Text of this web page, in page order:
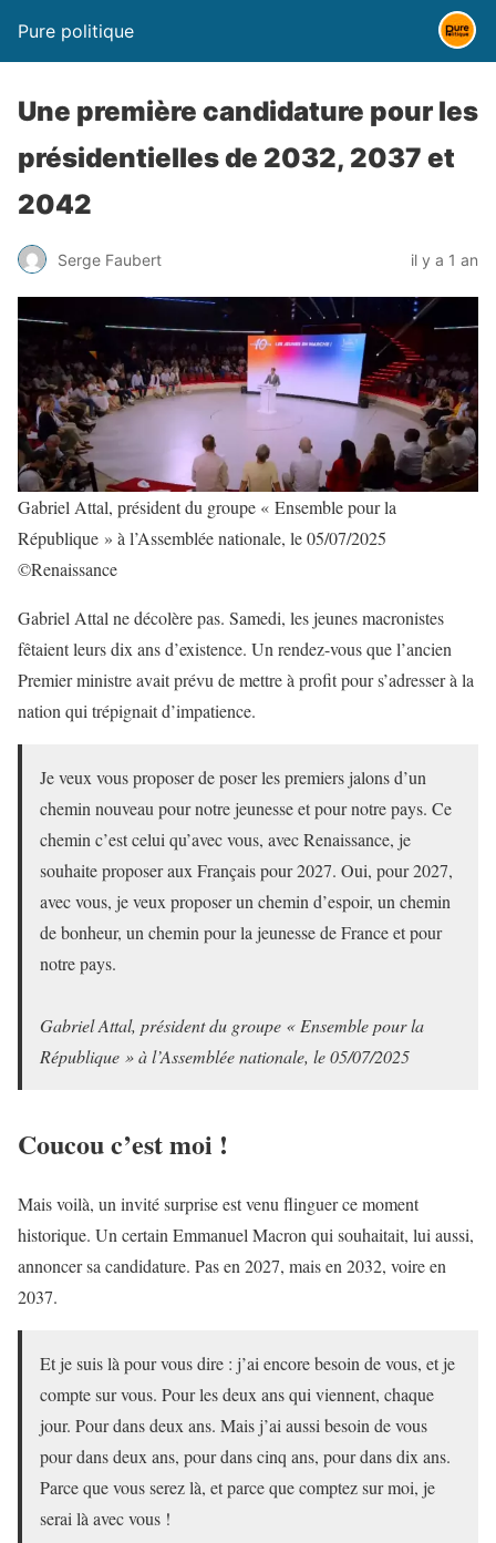
Pure politique
Une première candidature pour les
présidentielles de 2032, 2037 et
2042
Serge Faubert il y a 1 an
Gabriel Attal, président du groupe « Ensemble pour la
République » à l’Assemblée nationale, le 05/07/2025
©Renaissance
Gabriel Attal ne décolère pas. Samedi, les jeunes macronistes
fêtaient leurs dix ans d’existence. Un rendez-vous que l’ancien
Premier ministre avait prévu de mettre à profit pour s’adresser à la
nation qui trépignait d’impatience.
Je veux vous proposer de poser les premiers jalons d’un
chemin nouveau pour notre jeunesse et pour notre pays. Ce
chemin c’est celui qu’avec vous, avec Renaissance, je
souhaite proposer aux Français pour 2027. Oui, pour 2027,
avec vous, je veux proposer un chemin d’espoir, un chemin
de bonheur, un chemin pour la jeunesse de France et pour
notre pays.
Gabriel Attal, président du groupe « Ensemble pour la
République » à l’Assemblée nationale, le 05/07/2025
Coucou c’est moi !
Mais voilà, un invité surprise est venu flinguer ce moment
historique. Un certain Emmanuel Macron qui souhaitait, lui aussi,
annoncer sa candidature. Pas en 2027, mais en 2032, voire en
2037.
Et je suis là pour vous dire : j’ai encore besoin de vous, et je
compte sur vous. Pour les deux ans qui viennent, chaque
jour. Pour dans deux ans. Mais j’ai aussi besoin de vous
pour dans deux ans, pour dans cinq ans, pour dans dix ans.
Parce que vous serez là, et parce que comptez sur moi, je
serai là avec vous !